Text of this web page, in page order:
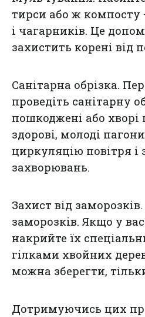
тирси або ж компосту
і чагарників. Це
захистить корені від
Санітарна обрізка.
проведіть санітарну
пошкоджені або
здорові, молоді
циркуляцію повітря
захворювань.
Захист від
заморозків. Якщо у
накрийте їх
гілками хвойних
можна зберегти,
Дотримуючись цих